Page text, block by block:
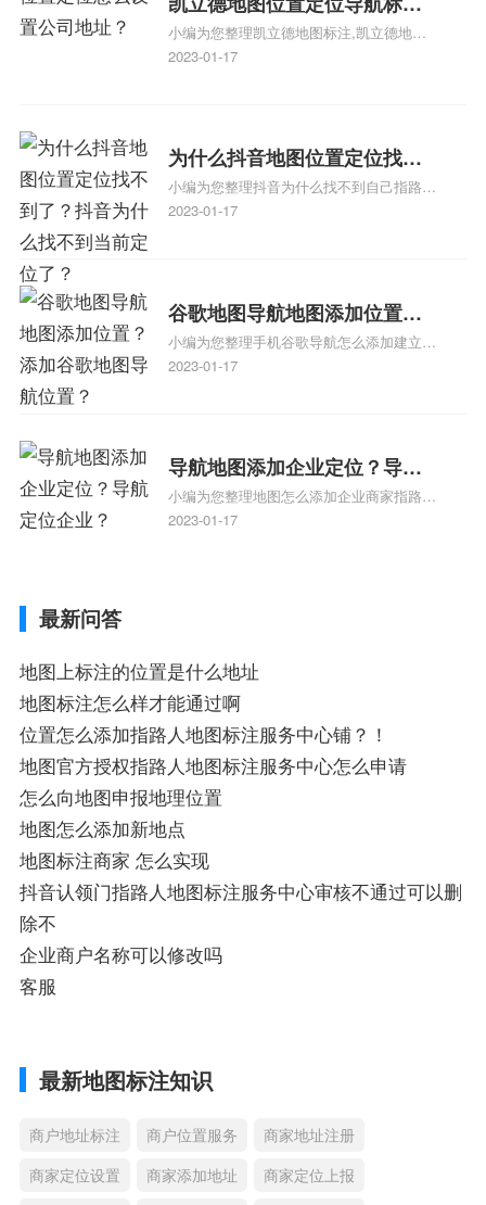
识，详情可查看下方正文！
注？凯立德地图位置定位,导航,
标注？
小编为您整理凯立德地图标注,凯立德地图
标注怎么做啊、凯立德地图标注,凯立德地
相关地图标注知识，详情可查看下方正文！
2023-01-17
为什么抖音地图位置定位找不
到了？抖音为什么找不到当前
定位了？
小编为您整理抖音为什么找不到自己指路人
地图标注服务中心铺的位置、地图位置更新
服务中心位置、抖音突然不显示定位了相关
地图标注知识，详情可查看下方正文！
2023-01-17
谷歌地图导航地图添加位置？
添加谷歌地图导航位置？
小编为您整理手机谷歌导航怎么添加建立多
人位置、如何在地图，谷歌地图添加公司位
2023-01-17
导航地图添加企业定位？导航
定位企业？
小编为您整理地图怎么添加企业商家指路人
地图标注服务中心铺名称、地图怎么添加企
2023-01-17
最新问答
地图上标注的位置是什么地址
地图标注怎么样才能通过啊
位置怎么添加指路人地图标注服务中心铺？！
地图官方授权指路人地图标注服务中心怎么申请
怎么向地图申报地理位置
地图怎么添加新地点
地图标注商家 怎么实现
抖音认领门指路人地图标注服务中心审核不通过可以删
除不
企业商户名称可以修改吗
客服
最新地图标注知识
商户地址标注 商户位置服务
商家地址注册
商家定位设置
商家添加地址
商家定位上报